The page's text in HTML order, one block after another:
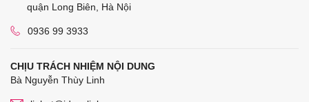
quận Long Biên, Hà Nội
0936 99 3933
CHỊU TRÁCH NHIỆM NỘI DUNG
Bà Nguyễn Thùy Linh